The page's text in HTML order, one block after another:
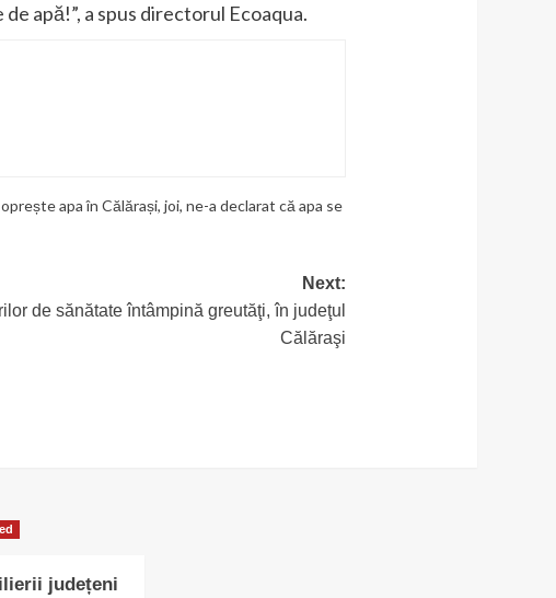
apă!”, a spus directorul Ecoaqua.
apa în Călărași,joi,ne-a declarat că apa se
Next:
de sănătate întâmpină greutăţi, în judeţul
Călăraşi
județeni